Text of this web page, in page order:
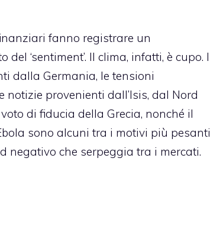
fanno registrare un
del ‘sentiment’. Il clima, infatti, è cupo. I
dalla Germania, le tensioni
notizie provenienti dall’Isis, dal Nord
di fiducia della Grecia, nonché il
sono alcuni tra i motivi più pesanti
negativo che serpeggia tra i mercati.